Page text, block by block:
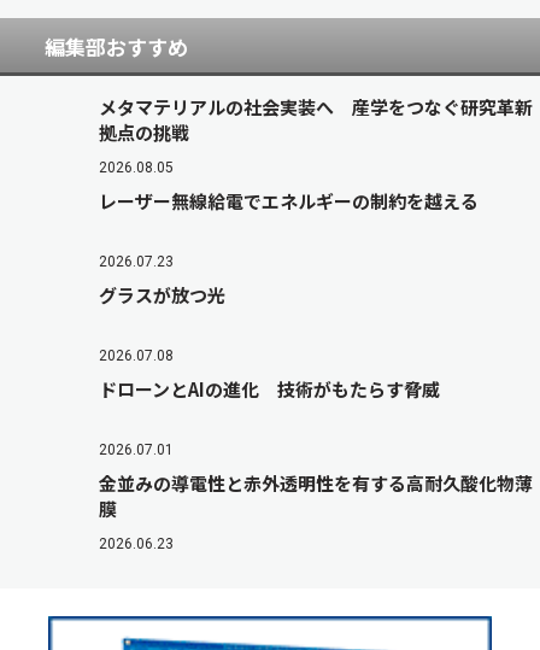
編集部おすすめ
メタマテリアルの社会実装へ 産学をつなぐ研究革新
拠点の挑戦
2026.08.05
レーザー無線給電でエネルギーの制約を越える
2026.07.23
グラスが放つ光
2026.07.08
ドローンとAIの進化 技術がもたらす脅威
2026.07.01
金並みの導電性と赤外透明性を有する高耐久酸化物薄
膜
2026.06.23